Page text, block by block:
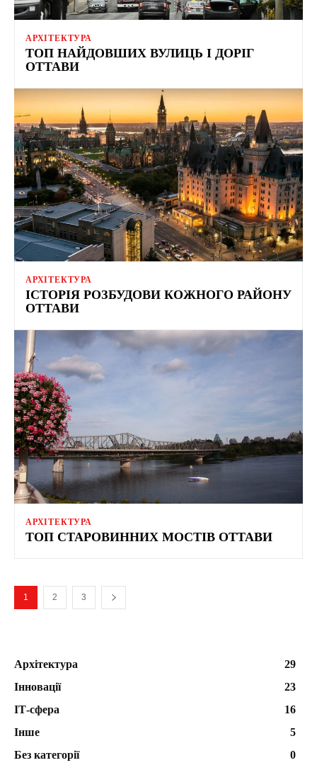
АРХІТЕКТУРА
ТОП НАЙДОВШИХ ВУЛИЦЬ І ДОРІГ
ОТТАВИ
АРХІТЕКТУРА
ІСТОРІЯ РОЗБУДОВИ КОЖНОГО РАЙОНУ
ОТТАВИ
АРХІТЕКТУРА
ТОП СТАРОВИННИХ МОСТІВ ОТТАВИ
1 2 3
Архітектура
29
Інновації
23
ІТ-сфера
16
Інше
5
Без категорії
0